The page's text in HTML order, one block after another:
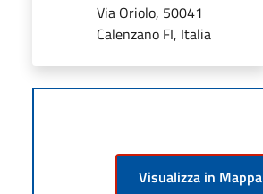
Via Oriolo, 50041
Calenzano FI, Italia
Visualizza in Mappa